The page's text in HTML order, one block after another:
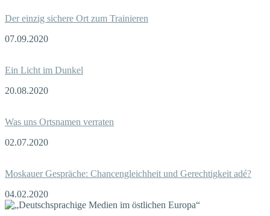
Der einzig sichere Ort zum Trainieren
07.09.2020
Ein Licht im Dunkel
20.08.2020
Was uns Ortsnamen verraten
02.07.2020
Moskauer Gespräche: Chancengleichheit und Gerechtigkeit adé?
04.02.2020